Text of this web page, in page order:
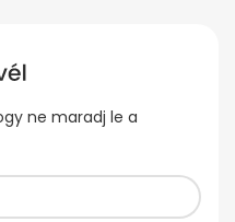
ne maradj le a